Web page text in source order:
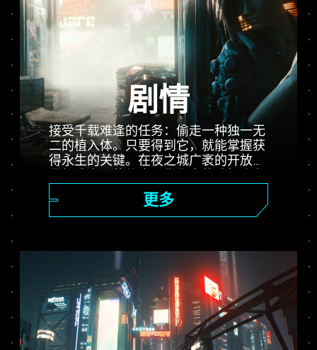
剧情
接受千载难逢的任务：偷走一种独一无
二的植入体。只要得到它，就能掌握获
得永生的关键。在夜之城广袤的开放世
右剧情的走向，影响周遭人物。完成各
种委托，从前途无量的雇佣兵一步步成
为传说中的赛博朋克。而那个人人趋之
的秘密？
更多